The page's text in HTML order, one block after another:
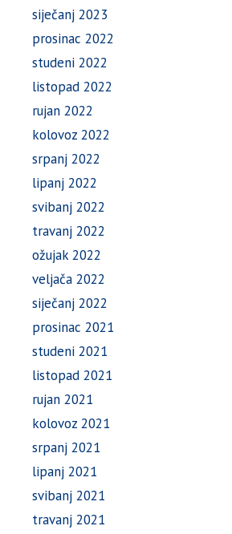
siječanj 2023
prosinac 2022
studeni 2022
listopad 2022
rujan 2022
kolovoz 2022
srpanj 2022
lipanj 2022
svibanj 2022
travanj 2022
ožujak 2022
veljača 2022
siječanj 2022
prosinac 2021
studeni 2021
listopad 2021
rujan 2021
kolovoz 2021
srpanj 2021
lipanj 2021
svibanj 2021
travanj 2021